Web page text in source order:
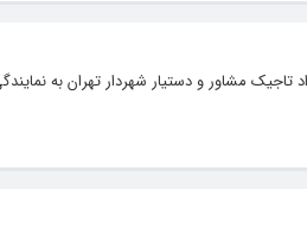
مشاور و دستیار شهردار تهران به